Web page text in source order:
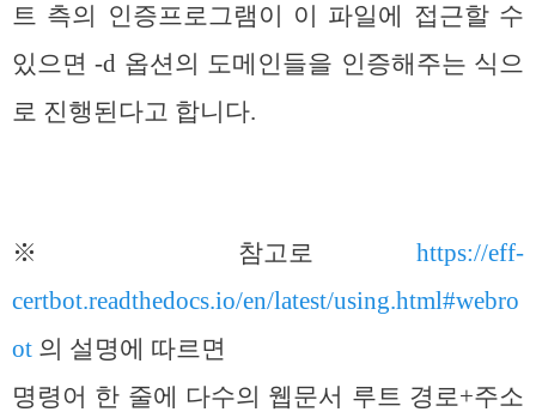
트 측의 인증프로그램이 이 파일에 접근할 수
있으면 -d 옵션의 도메인들을 인증해주는 식으
로 진행된다고 합니다.
※ 참고로 https://eff-
certbot.readthedocs.io/en/latest/using.html#webro
ot 의 설명에 따르면
명령어 한 줄에 다수의 웹문서 루트 경로+주소